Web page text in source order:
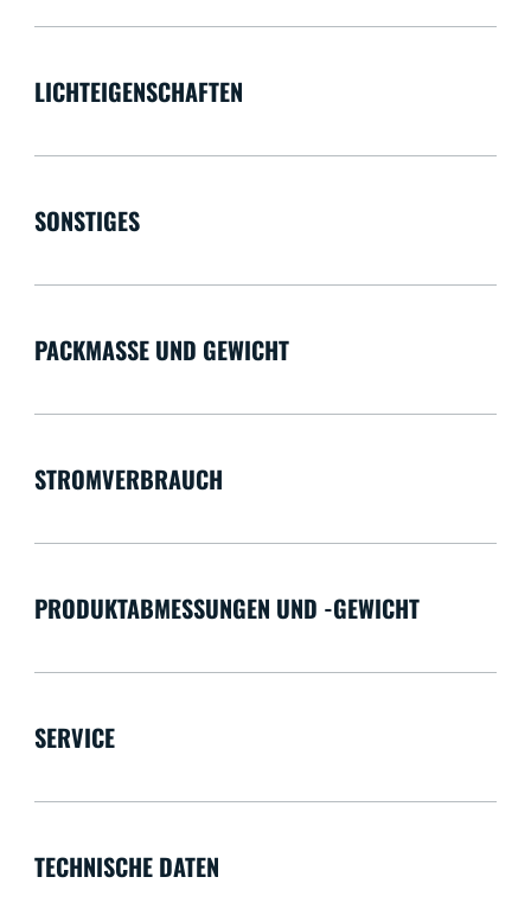
LICHTEIGENSCHAFTEN
SONSTIGES
PACKMASSE UND GEWICHT
STROMVERBRAUCH
PRODUKTABMESSUNGEN UND -GEWICHT
SERVICE
TECHNISCHE DATEN